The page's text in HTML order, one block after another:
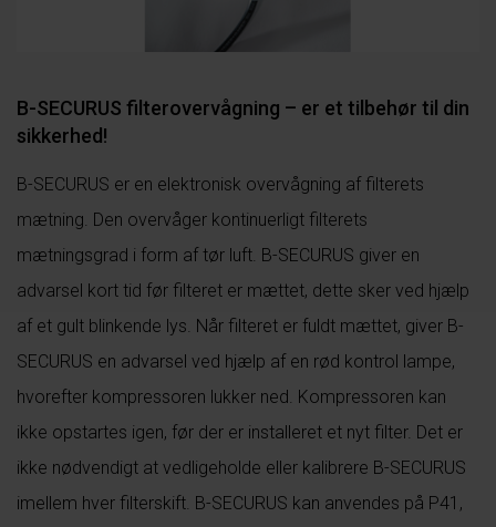
B-SECURUS filterovervågning – er et tilbehør til din
sikkerhed!
B-SECURUS er en elektronisk overvågning af filterets
mætning. Den overvåger kontinuerligt filterets
mætningsgrad i form af tør luft. B-SECURUS giver en
advarsel kort tid før filteret er mættet, dette sker ved hjælp
af et gult blinkende lys. Når filteret er fuldt mættet, giver B-
SECURUS en advarsel ved hjælp af en rød kontrol lampe,
hvorefter kompressoren lukker ned. Kompressoren kan
ikke opstartes igen, før der er installeret et nyt filter. Det er
ikke nødvendigt at vedligeholde eller kalibrere B-SECURUS
imellem hver filterskift. B-SECURUS kan anvendes på P41,